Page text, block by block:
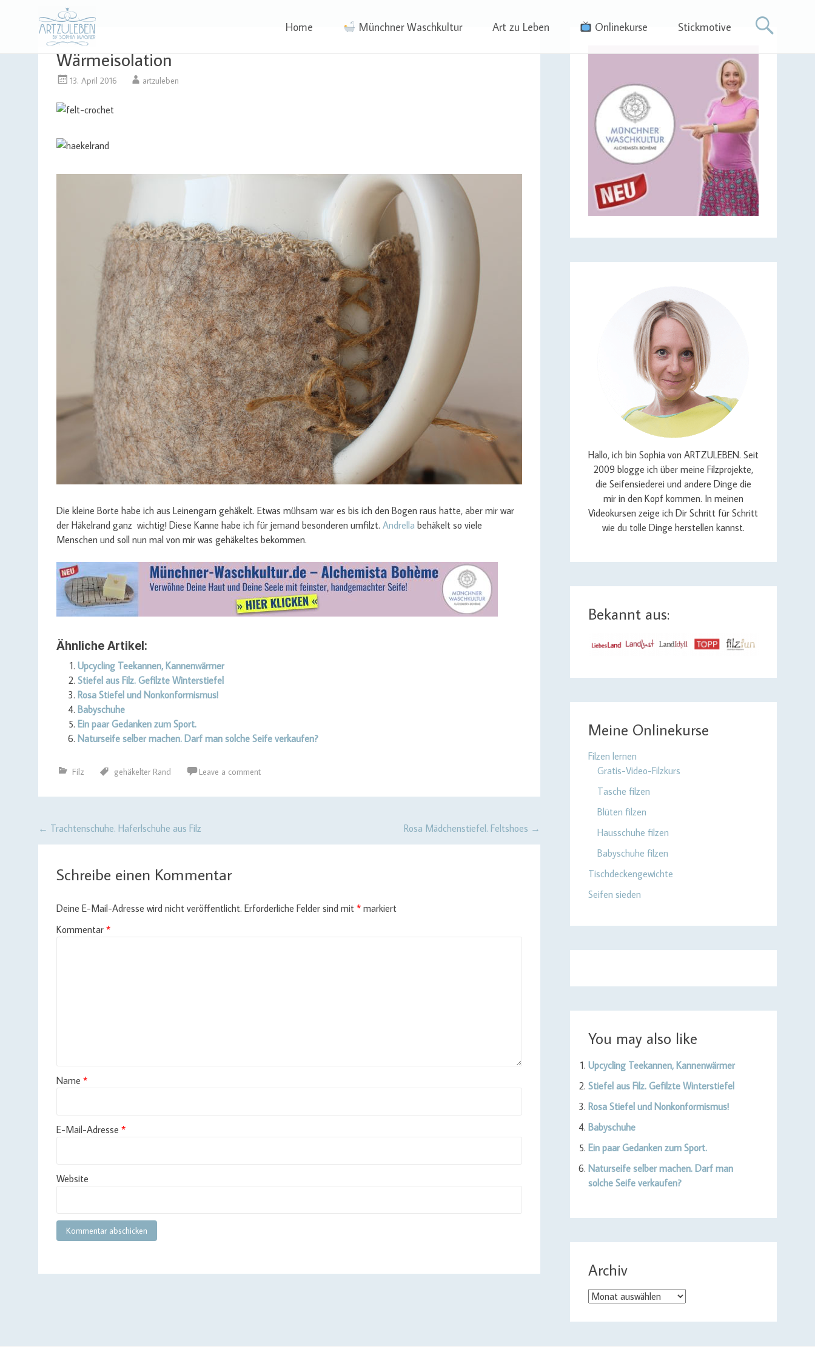
Art zu Leben | Sophia Wagner
to
Home Münchner Waschkultur Art zu Leben Onlinekurse Stickmotive
Wärmeisolation
13. April 2016 artzuleben
Die kleine Borte habe ich aus Leinengarn gehäkelt. Etwas mühsam war es bis ich den Bogen raus hatte, aber mir war
der Häkelrand ganz wichtig! Diese Kanne habe ich für jemand besonderen umfilzt. Andrella behäkelt so viele
Menschen und soll nun mal von mir was gehäkeltes bekommen.
Ähnliche Artikel:
Upcycling Teekannen, Kannenwärmer
Stiefel aus Filz. Gefilzte Winterstiefel
Rosa Stiefel und Nonkonformismus!
Babyschuhe
Ein paar Gedanken zum Sport.
Naturseife selber machen. Darf man solche Seife verkaufen?
Filz gehäkelter Rand Leave a comment
Post
← Trachtenschuhe. Haferlschuhe aus Filz Rosa Mädchenstiefel. Feltshoes →
Schreibe einen Kommentar
Deine E-Mail-Adresse wird nicht veröffentlicht. Erforderliche Felder sind mit * markiert
Kommentar *
Name *
E-Mail-Adresse *
Website
Hallo, ich bin Sophia von ARTZULEBEN. Seit
2009 blogge ich über meine Filzprojekte,
die Seifensiederei und andere Dinge die
mir in den Kopf kommen. In meinen
Videokursen zeige ich Dir Schritt für Schritt
wie du tolle Dinge herstellen kannst.
Bekannt aus:
Meine Onlinekurse
Filzen lernen
Gratis-Video-Filzkurs
Tasche filzen
Blüten filzen
Hausschuhe filzen
Babyschuhe filzen
Tischdeckengewichte
Seifen sieden
You may also like
Upcycling Teekannen, Kannenwärmer
Stiefel aus Filz. Gefilzte Winterstiefel
Rosa Stiefel und Nonkonformismus!
Babyschuhe
Ein paar Gedanken zum Sport.
Naturseife selber machen. Darf man
solche Seife verkaufen?
Archiv
Archiv